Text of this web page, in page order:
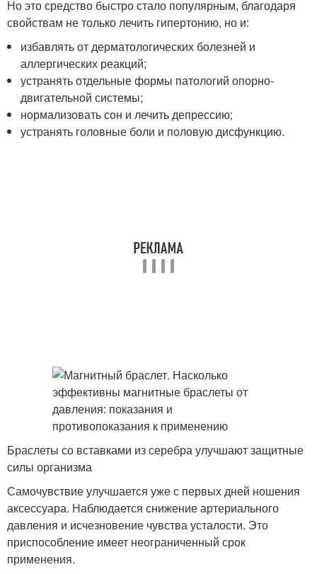
Но это средство быстро стало популярным, благодаря
свойствам не только лечить гипертонию, но и:
избавлять от дерматологических болезней и
аллергических реакций;
устранять отдельные формы патологий опорно-
двигательной системы;
нормализовать сон и лечить депрессию;
устранять головные боли и половую дисфункцию.
Браслеты со вставками из серебра улучшают защитные
силы организма
Самочувствие улучшается уже с первых дней ношения
аксессуара. Наблюдается снижение артериального
давления и исчезновение чувства усталости. Это
приспособление имеет неограниченный срок
применения.